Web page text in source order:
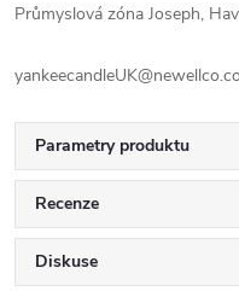
Průmyslová zóna Joseph,
Parametry produktu
Recenze
Diskuse